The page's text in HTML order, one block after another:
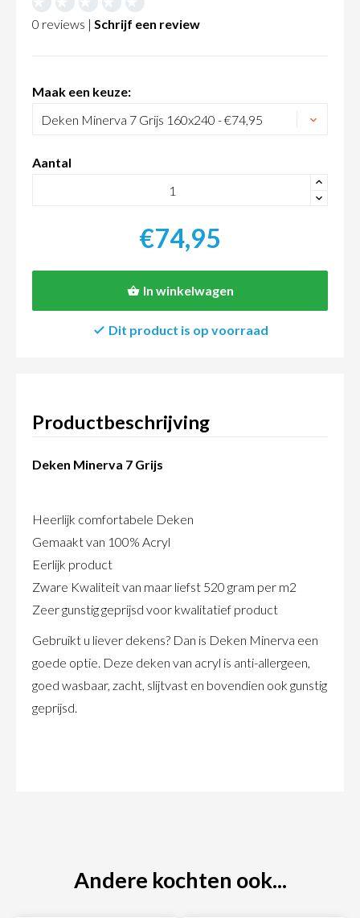
Productbeschrijving
Deken Minerva 7 Grijs
Heerlijk comfortabele Deken
Gemaakt van 100% Acryl
Eerlijk product
Zware Kwaliteit van maar liefst 520 gram per m2
Zeer gunstig geprijsd voor kwalitatief product
Gebruikt u liever dekens? Dan is Deken Minerva een
goede optie. Deze deken van acryl is anti-allergeen,
goed wasbaar, zacht, slijtvast en bovendien ook gunstig
geprijsd.
0 reviews | Schrijf een review
Maak een keuze:
Aantal
+
-
€74,95
In winkelwagen
Dit product is op voorraad
Andere kochten ook...